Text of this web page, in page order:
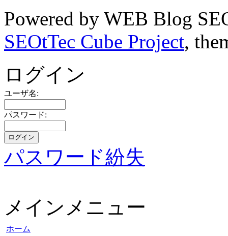
Powered by WEB Blog
SEOtTec Cube Project,
ログイン
ユーザ名:
パスワード:
パスワード紛失
メインメニュー
ホーム